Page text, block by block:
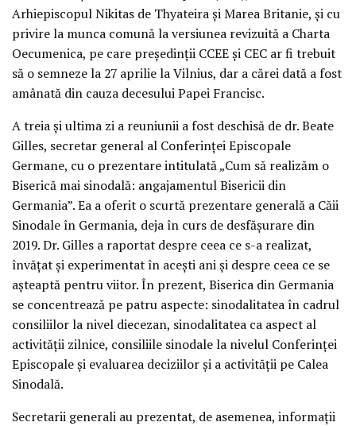
Arhiepiscopul Nikitas de Thyateira și Marea Britanie, și cu
privire la munca comună la versiunea revizuită a Charta
Oecumenica, pe care președinții CCEE și CEC ar fi trebuit
să o semneze la 27 aprilie la Vilnius, dar a cărei dată a fost
amânată din cauza decesului Papei Francisc.
A treia și ultima zi a reuniunii a fost deschisă de dr. Beate
Gilles, secretar general al Conferinței Episcopale
Germane, cu o prezentare intitulată „Cum să realizăm o
Biserică mai sinodală: angajamentul Bisericii din
Germania”. Ea a oferit o scurtă prezentare generală a Căii
Sinodale în Germania, deja în curs de desfășurare din
2019. Dr. Gilles a raportat despre ceea ce s-a realizat,
învățat și experimentat în acești ani și despre ceea ce se
așteaptă pentru viitor. În prezent, Biserica din Germania
se concentrează pe patru aspecte: sinodalitatea în cadrul
consiliilor la nivel diecezan, sinodalitatea ca aspect al
activității zilnice, consiliile sinodale la nivelul Conferinței
Episcopale și evaluarea deciziilor și a activității pe Calea
Sinodală.
Secretarii generali au prezentat, de asemenea, informații